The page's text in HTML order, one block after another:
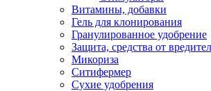
Витамины, добавки
Гель для клонирования
Гранулированное удобрение
Защита, средства от
Микориза
Ситифермер
Сухие удобрения